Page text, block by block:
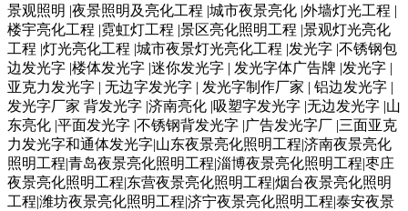
景观照明 |夜景照明及亮化工程 |城市夜景亮化 |外墙灯光工程 |
楼宇亮化工程 |霓虹灯工程 |景区亮化照明工程 |景观灯光亮化
工程 |灯光亮化工程 |城市夜景灯光亮化工程 |发光字 |不锈钢包
边发光字 |楼体发光字 |迷你发光字 | 发光字体广告牌 |发光字 |
亚克力发光字 | 无边字发光字 | 发光字制作厂家 | 铝边发光字 |
发光字厂家 背发光字 |济南亮化 |吸塑字发光字 |无边发光字 |山
东亮化 |平面发光字 |不锈钢背发光字 |广告发光字厂 |三面亚克
力发光字和通体发光字|山东夜景亮化照明工程|济南夜景亮化
照明工程|青岛夜景亮化照明工程|淄博夜景亮化照明工程|枣庄
夜景亮化照明工程|东营夜景亮化照明工程|烟台夜景亮化照明
工程|潍坊夜景亮化照明工程|济宁夜景亮化照明工程|泰安夜景